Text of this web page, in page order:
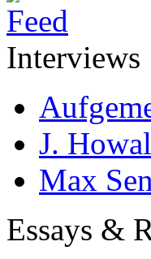
Interviews
J.
Max
Essays &